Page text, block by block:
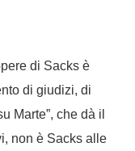
di Sacks è
di giudizi, di
Marte”, che dà il
non è Sacks alle